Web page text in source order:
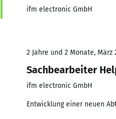
ifm electronic GmbH
2 Jahre und 2 Monate, März
Sachbearbeiter
ifm electronic GmbH
Entwicklung einer neuen